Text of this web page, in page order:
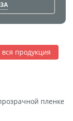
вся продукция
пленке